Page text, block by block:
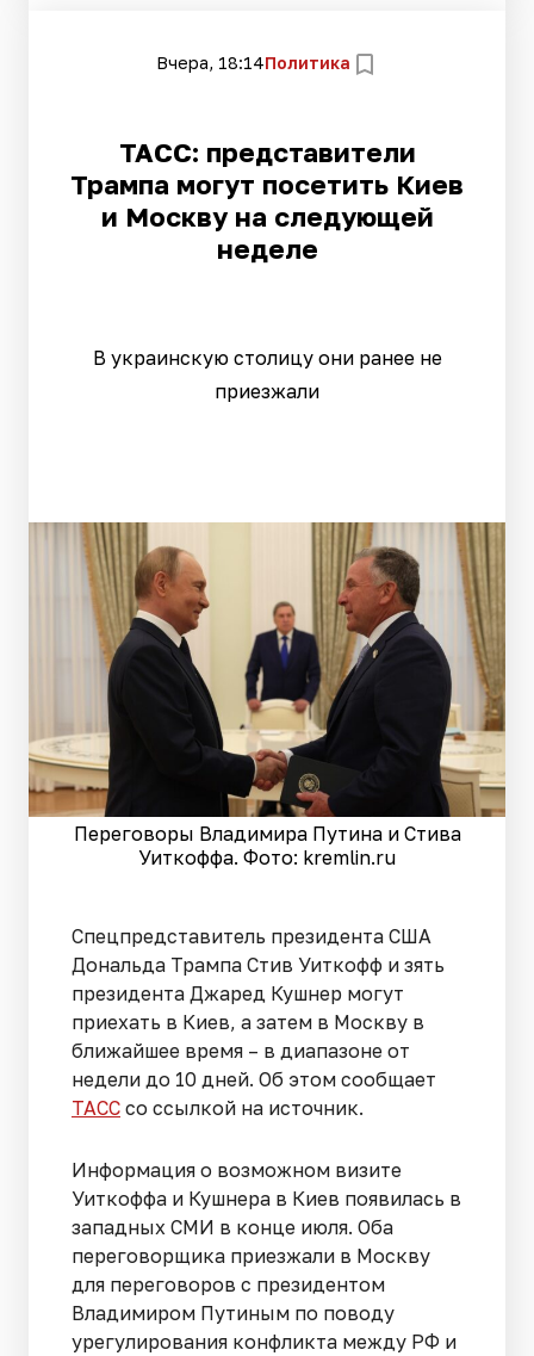
Вчера, 18:14Политика
ТАСС: представители
Трампа могут посетить Киев
и Москву на следующей
неделе
В украинскую столицу они ранее не
приезжали
Переговоры Владимира Путина и Стива
Уиткоффа. Фото: kremlin.ru
Спецпредставитель президента США
Дональда Трампа Стив Уиткофф и зять
президента Джаред Кушнер могут
приехать в Киев, а затем в Москву в
ближайшее время – в диапазоне от
недели до 10 дней. Об этом сообщает
ТАСС со ссылкой на источник.
Информация о возможном визите
Уиткоффа и Кушнера в Киев появилась в
западных СМИ в конце июля. Оба
переговорщика приезжали в Москву
для переговоров с президентом
Владимиром Путиным по поводу
урегулирования конфликта между РФ и